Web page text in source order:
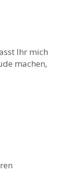
Ihr mich
machen,